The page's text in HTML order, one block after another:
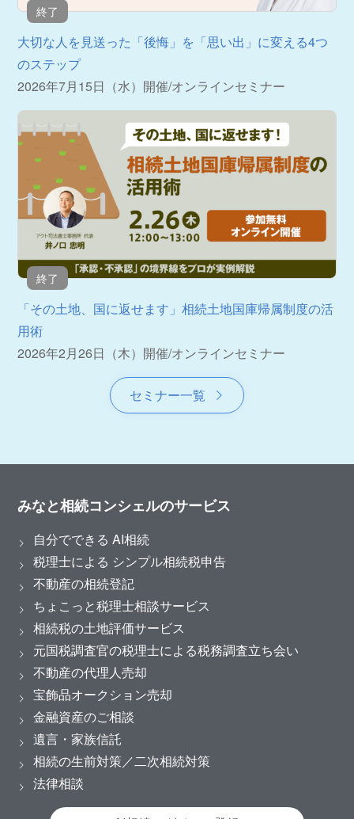
終了
大切な人を見送った「後悔」を「思い出」に変える4つ
のステップ
2026年7月15日（水）開催/オンラインセミナー
終了
「その土地、国に返せます」相続土地国庫帰属制度の活
用術
2026年2月26日（木）開催/オンラインセミナー
セミナー一覧
みなと相続コンシェルのサービス
自分でできる AI相続
税理士による シンプル相続税申告
不動産の相続登記
ちょこっと税理士相談サービス
相続税の土地評価サービス
元国税調査官の税理士による税務調査立ち会い
不動産の代理人売却
宝飾品オークション売却
金融資産のご相談
遺言・家族信託
相続の生前対策／二次相続対策
法律相談